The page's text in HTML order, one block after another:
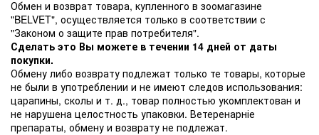
Обмен и возврат товара, купленного в зоомагазине
"BELVET", осуществляется только в соответствии с
"Законом о защите прав потребителя".
Сделать это Вы можете в течении 14 дней от даты
покупки.
Обмену либо возврату подлежат только те товары, которые
не были в употреблении и не имеют следов использования:
царапины, сколы и т. д., товар полностью укомплектован и
не нарушена целостность упаковки. Ветеренарніе
препараты, обмену и возврату не подлежат.